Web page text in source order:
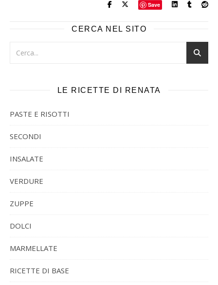
Save
CERCA NEL SITO
LE RICETTE DI RENATA
PASTE E RISOTTI
SECONDI
INSALATE
VERDURE
ZUPPE
DOLCI
MARMELLATE
RICETTE DI BASE